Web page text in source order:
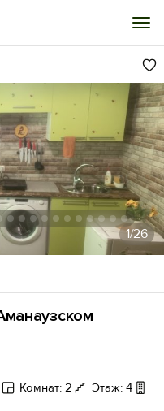
1/26
Комнат: 2 Этаж: 4